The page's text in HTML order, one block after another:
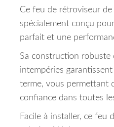
Ce feu de rétroviseur
spécialement conçu
parfait et une
Sa construction robuste
intempéries
terme, vous permettant
confiance dans toutes
Facile à installer, ce feu